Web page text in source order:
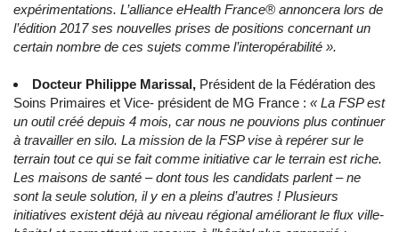
expérimentations. L’alliance eHealth France® annoncera lors de
l’édition 2017 ses nouvelles prises de positions concernant un
certain nombre de ces sujets comme l’interopérabilité ».
Docteur Philippe Marissal, Président de la Fédération des
Soins Primaires et Vice- président de MG France : « La FSP est
un outil créé depuis 4 mois, car nous ne pouvions plus continuer
à travailler en silo. La mission de la FSP vise à repérer sur le
terrain tout ce qui se fait comme initiative car le terrain est riche.
Les maisons de santé – dont tous les candidats parlent – ne
sont la seule solution, il y en a pleins d’autres ! Plusieurs
initiatives existent déjà au niveau régional améliorant le flux ville-